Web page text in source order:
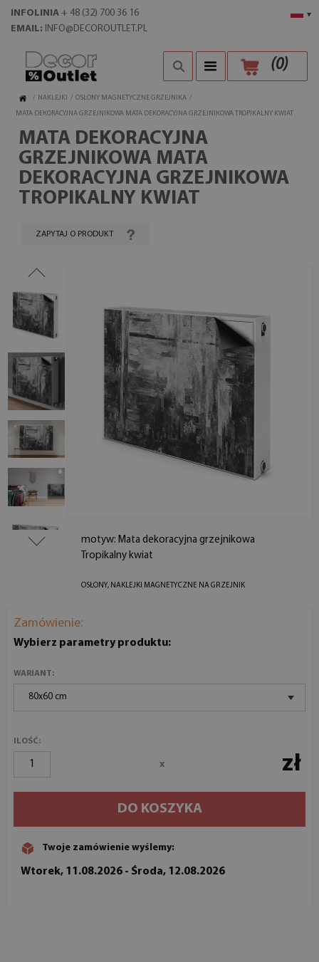
▾
INFOLINIA + 48 (32) 700 36 16
EMAIL: INFO@DECOROUTLET.PL
(0)
/ NAKLEJKI / OSŁONY MAGNETYCZNE GRZEJNIKA /
MATA DEKORACYJNA GRZEJNIKOWA MATA DEKORACYJNA GRZEJNIKOWA TROPIKALNY KWIAT
MATA DEKORACYJNA
GRZEJNIKOWA MATA
DEKORACYJNA GRZEJNIKOWA
TROPIKALNY KWIAT
ZAPYTAJ O PRODUKT
motyw: Mata dekoracyjna grzejnikowa
Tropikalny kwiat
OSŁONY, NAKLEJKI MAGNETYCZNE NA GRZEJNIK
Zamówienie:
Wybierz parametry produktu:
WARIANT:
80x60 cm
ILOŚĆ:
x zł
DO KOSZYKA
Twoje zamówienie wyślemy:
Wtorek, 11.08.2026 - Środa, 12.08.2026